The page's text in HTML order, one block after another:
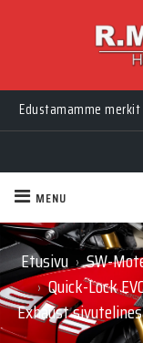
Edustamamme merkit
MENU
Etusivu › SW-
› Quick-Lock
Exhaust